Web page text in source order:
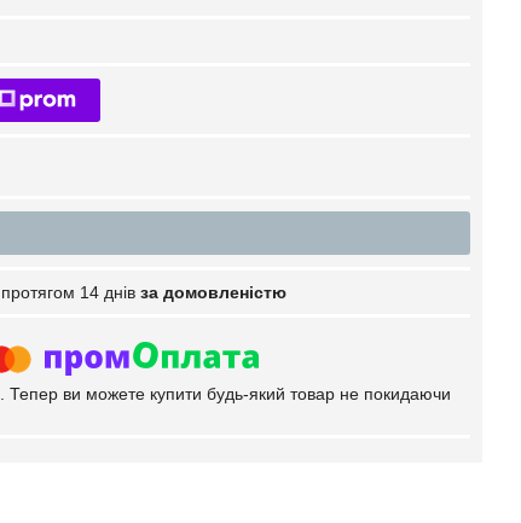
14 днів за домовленістю
Тепер ви можете купити будь-який товар не покидаючи